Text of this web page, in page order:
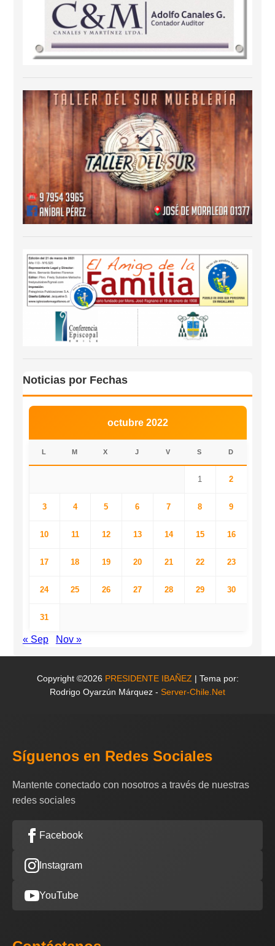
Noticias por Fechas
octubre 2022
L M X J V S D
1 2
3 4 5 6 7 8 9
10 11 12 13 14 15 16
17 18 19 20 21 22 23
24 25 26 27 28 29 30
31
« Sep Nov »
Copyright ©2026 PRESIDENTE IBAÑEZ | Tema por:
Rodrigo Oyarzún Márquez - Server-Chile.Net
Síguenos en Redes Sociales
Mantente conectado con nosotros a través de nuestras
redes sociales
Facebook
Instagram
YouTube